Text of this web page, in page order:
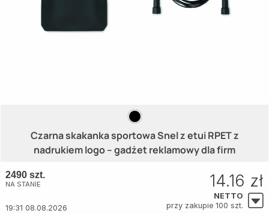
Czarna skakanka sportowa Snel z etui RPET z
nadrukiem logo – gadżet reklamowy dla firm
2490 szt.
NA STANIE
19:31 08.08.2026
14.16 zł
NETTO
przy zakupie 100 szt.